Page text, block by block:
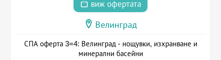
виж офертата
Велинград
СПА оферта 3=4: Велинград - нощувки, изхранване и
минерални басейни